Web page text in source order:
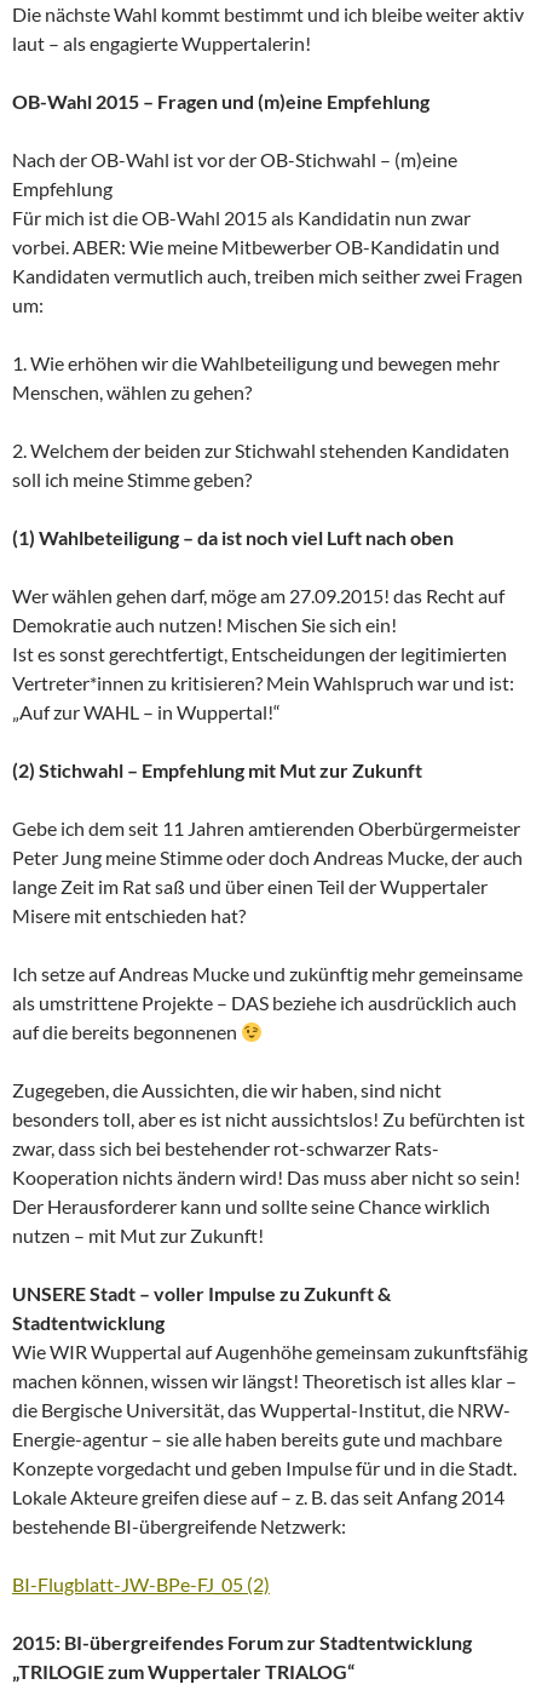
Die nächste Wahl kommt bestimmt und ich bleibe weiter aktiv
laut – als engagierte Wuppertalerin!
OB-Wahl 2015 – Fragen und (m)eine Empfehlung
Nach der OB-Wahl ist vor der OB-Stichwahl – (m)eine
Empfehlung
Für mich ist die OB-Wahl 2015 als Kandidatin nun zwar
vorbei. ABER: Wie meine Mitbewerber OB-Kandidatin und
Kandidaten vermutlich auch, treiben mich seither zwei Fragen
um:
1. Wie erhöhen wir die Wahlbeteiligung und bewegen mehr
Menschen, wählen zu gehen?
2. Welchem der beiden zur Stichwahl stehenden Kandidaten
soll ich meine Stimme geben?
(1) Wahlbeteiligung – da ist noch viel Luft nach oben
Wer wählen gehen darf, möge am 27.09.2015! das Recht auf
Demokratie auch nutzen! Mischen Sie sich ein!
Ist es sonst gerechtfertigt, Entscheidungen der legitimierten
Vertreter*innen zu kritisieren? Mein Wahlspruch war und ist:
„Auf zur WAHL – in Wuppertal!“
(2) Stichwahl – Empfehlung mit Mut zur Zukunft
Gebe ich dem seit 11 Jahren amtierenden Oberbürgermeister
Peter Jung meine Stimme oder doch Andreas Mucke, der auch
lange Zeit im Rat saß und über einen Teil der Wuppertaler
Misere mit entschieden hat?
Ich setze auf Andreas Mucke und zukünftig mehr gemeinsame
als umstrittene Projekte – DAS beziehe ich ausdrücklich auch
auf die bereits begonnenen
Zugegeben, die Aussichten, die wir haben, sind nicht
besonders toll, aber es ist nicht aussichtslos! Zu befürchten ist
zwar, dass sich bei bestehender rot-schwarzer Rats-
Kooperation nichts ändern wird! Das muss aber nicht so sein!
Der Herausforderer kann und sollte seine Chance wirklich
nutzen – mit Mut zur Zukunft!
UNSERE Stadt – voller Impulse zu Zukunft &
Stadtentwicklung
Wie WIR Wuppertal auf Augenhöhe gemeinsam zukunftsfähig
machen können, wissen wir längst! Theoretisch ist alles klar –
die Bergische Universität, das Wuppertal-Institut, die NRW-
Energie-agentur – sie alle haben bereits gute und machbare
Konzepte vorgedacht und geben Impulse für und in die Stadt.
Lokale Akteure greifen diese auf – z. B. das seit Anfang 2014
bestehende BI-übergreifende Netzwerk:
BI-Flugblatt-JW-BPe-FJ_05 (2)
2015: BI-übergreifendes Forum zur Stadtentwicklung
„TRILOGIE zum Wuppertaler TRIALOG“